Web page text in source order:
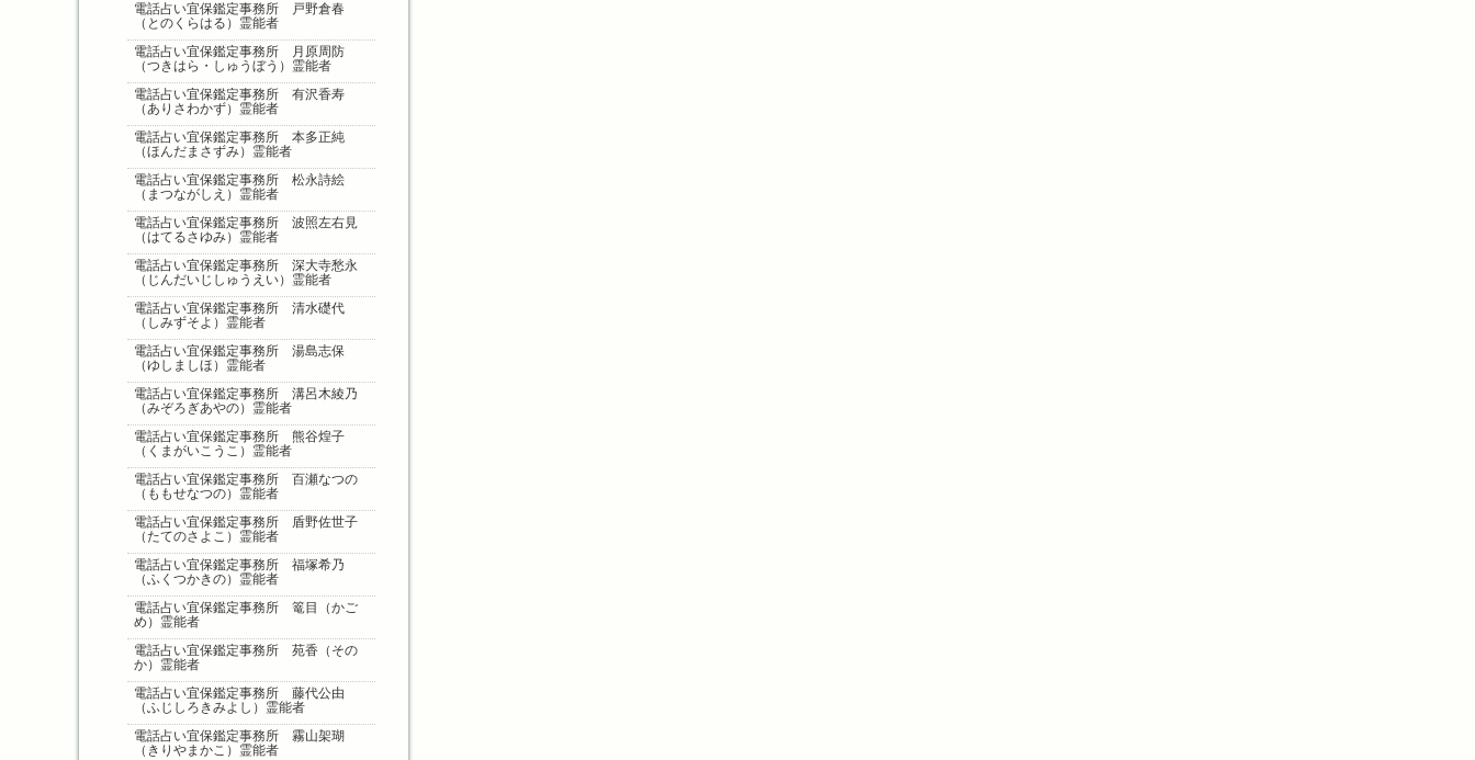
電話占い宜保鑑定事務所 戸野倉春
（とのくらはる）霊能者
電話占い宜保鑑定事務所 月原周防
（つきはら・しゅうぼう）霊能者
電話占い宜保鑑定事務所 有沢香寿
（ありさわかず）霊能者
電話占い宜保鑑定事務所 本多正純
（ほんだまさずみ）霊能者
電話占い宜保鑑定事務所 松永詩絵
（まつながしえ）霊能者
電話占い宜保鑑定事務所 波照左右見
（はてるさゆみ）霊能者
電話占い宜保鑑定事務所 深大寺愁永
（じんだいじしゅうえい）霊能者
電話占い宜保鑑定事務所 清水礎代
（しみずそよ）霊能者
電話占い宜保鑑定事務所 湯島志保
（ゆしましほ）霊能者
電話占い宜保鑑定事務所 溝呂木綾乃
（みぞろぎあやの）霊能者
電話占い宜保鑑定事務所 熊谷煌子
（くまがいこうこ）霊能者
電話占い宜保鑑定事務所 百瀬なつの
（ももせなつの）霊能者
電話占い宜保鑑定事務所 盾野佐世子
（たてのさよこ）霊能者
電話占い宜保鑑定事務所 福塚希乃
（ふくつかきの）霊能者
電話占い宜保鑑定事務所 篭目（かご
め）霊能者
電話占い宜保鑑定事務所 苑香（その
か）霊能者
電話占い宜保鑑定事務所 藤代公由
（ふじしろきみよし）霊能者
電話占い宜保鑑定事務所 霧山架瑚
（きりやまかこ）霊能者